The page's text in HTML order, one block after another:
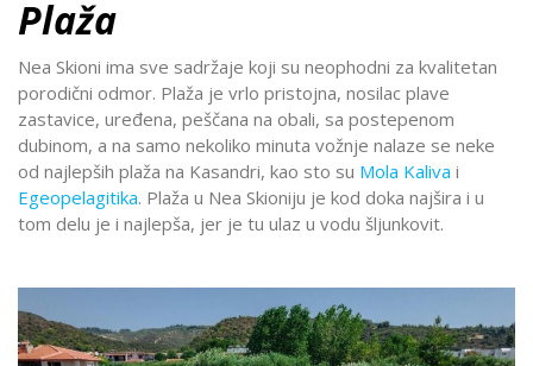
Plaža
Nea Skioni ima sve sadržaje koji su neophodni za kvalitetan
porodični odmor. Plaža je vrlo pristojna, nosilac plave
zastavice, uređena, peščana na obali, sa postepenom
dubinom, a na samo nekoliko minuta vožnje nalaze se neke
od najlepših plaža na Kasandri, kao sto su Mola Kaliva i
Egeopelagitika. Plaža u Nea Skioniju je kod doka najšira i u
tom delu je i najlepša, jer je tu ulaz u vodu šljunkovit.